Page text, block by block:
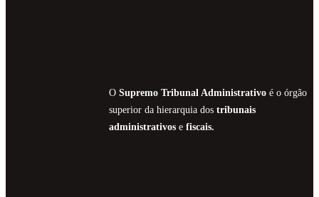
O Supremo Tribunal Administrativoé o órgão
superior da hierarquia dos tribunais
administrativose fiscais.